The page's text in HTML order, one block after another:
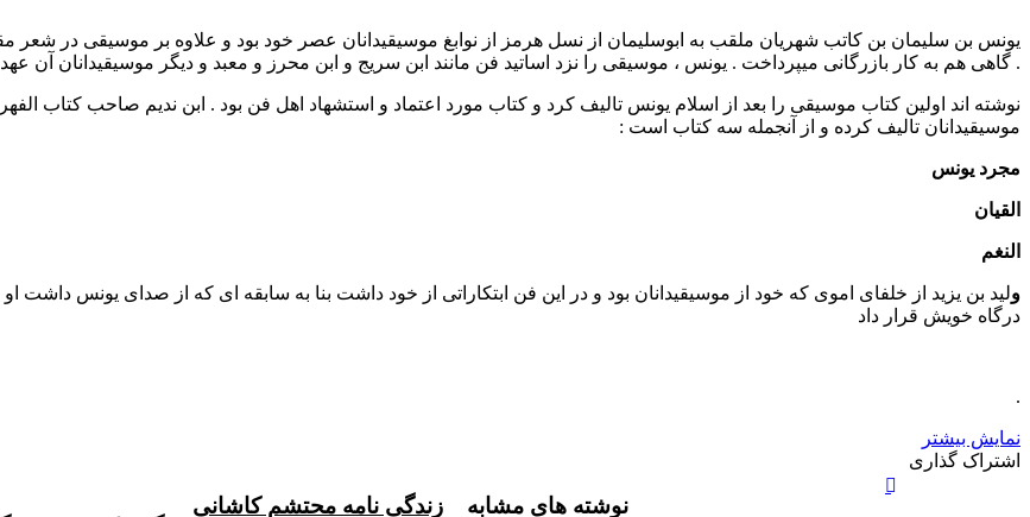
یونس بن سلیمان بن کاتب شهریان ملقب به ابوسلیمان از نسل هرمز از نوابغ موسیقیدانان عصر خود بود و علاوه بر موسیقی در شعر
. گاهی هم به کار بازرگانی میپرداخت . یونس ، موسیقی را نزد اساتید فن مانند ابن سریج و ابن محرز و معبد و دیگر موسیقیدانان آن
نوشته اند اولین کتاب موسیقی را بعد از اسلام یونس تالیف کرد و کتاب مورد اعتماد و استشهاد اهل فن بود . ابن ندیم صاحب
موسیقیدانان تالیف کرده و از آنجمله سه کتاب است :
مجرد یونس
القیان
النغم
ولید بن یزید از خلفای اموی که خود از موسیقیدانان بود و در این فن ابتکاراتی از خود داشت بنا به سابقه ای که از صدای یونس داشت
درگاه خویش قرار داد
.
نمایش بیشتر
اشتراک گذاری
بوک
آپ
گذاری
نوشته های مشابه زندگی نامه محتشم کاشانی